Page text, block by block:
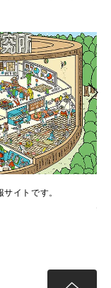
イトです。